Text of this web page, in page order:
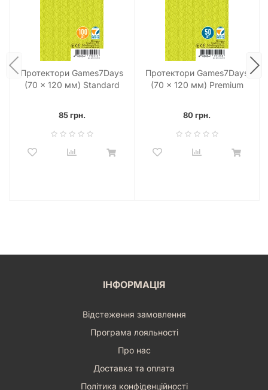
ігрових колод або кількох невеликих ігор. Інвестуйте у
довговічність ваших настільних шедеврів разом із
перевіреною маркою Games7Days!
Протектори Games7Days
(70 x 120 мм) Standard
85 грн.
Протектори Games7Days
(70 x 120 мм) Premium
80 грн.
ІНФОРМАЦІЯ
Відстеження замовлення
Програма лояльності
Про нас
Доставка та оплата
Політика конфіденційності